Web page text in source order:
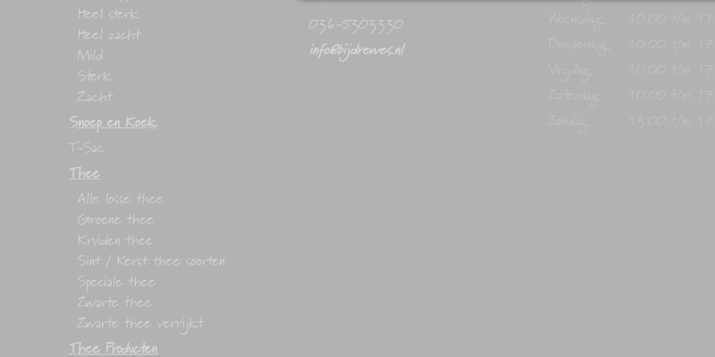
Heel sterk
Heel zacht
Mild
Sterk
Zacht
Snoep en Koek
T-Sac
Thee
Alle losse thee
Groene thee
Kruiden thee
Sint / Kerst thee soorten
Speciale thee
Zwarte thee
Zwarte thee verrijkt
Thee Producten
036-5303330
info@bijdrewes.nl